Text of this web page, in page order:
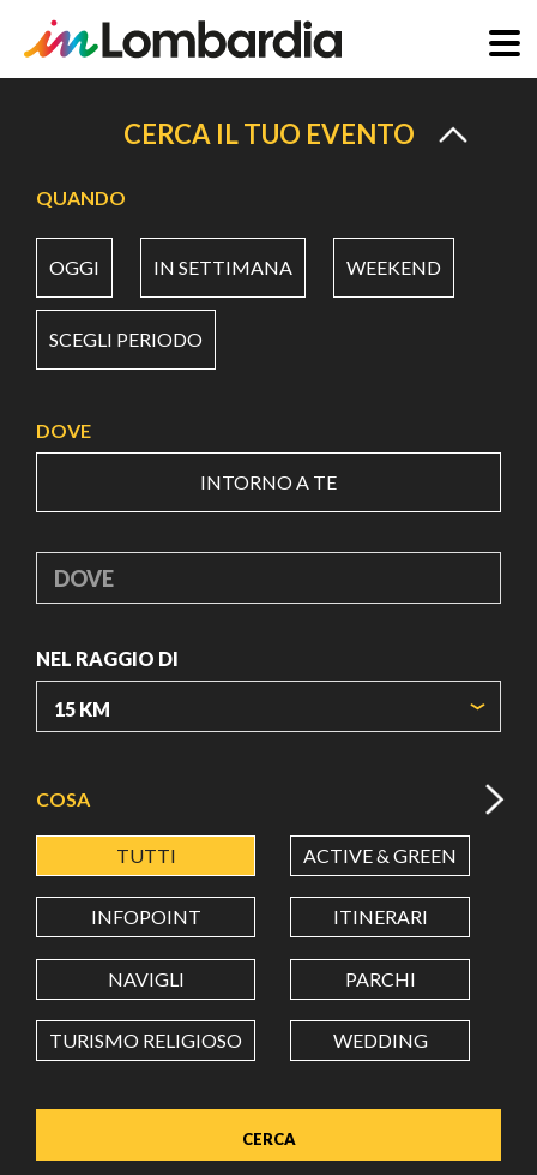
principale
CERCA IL TUO EVENTO
QUANDO
OGGI IN SETTIMANA WEEKEND
SCEGLI PERIODO
DOVE
INTORNO A TE
DOVE
NEL RAGGIO DI
LATITUDINE
LONGITUDINE
Value in decimal degrees. Use dot (.) as decimal separator.
COSA
TUTTI ACTIVE & GREEN
INFOPOINT ITINERARI
NAVIGLI PARCHI
TURISMO RELIGIOSO WEDDING